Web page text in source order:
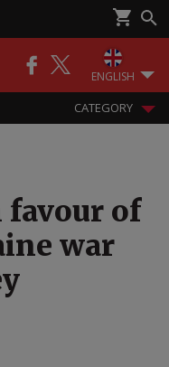
ENGLISH
CATEGORY
favour of
war